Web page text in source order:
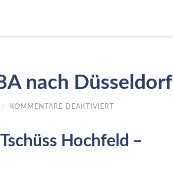
nach Düsseldorf
/ KOMMENTARE DEAKTIVIERT
8A
NACH
Hochfeld –